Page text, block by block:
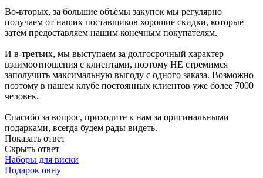
Во-вторых, за большие объёмы закупок мы регулярно
получаем от наших поставщиков хорошие скидки, которые
затем предоставляем нашим конечным покупателям.
И в-третьих, мы выступаем за долгосрочный характер
взаимоотношения с клиентами, поэтому НЕ стремимся
заполучить максимальную выгоду с одного заказа. Возможно
поэтому в нашем клубе постоянных клиентов уже более 7000
человек.
Спасибо за вопрос, приходите к нам за оригинальными
подарками, всегда будем рады видеть.
Показать ответ
Скрыть ответ
Наборы для виски
Подарок овну